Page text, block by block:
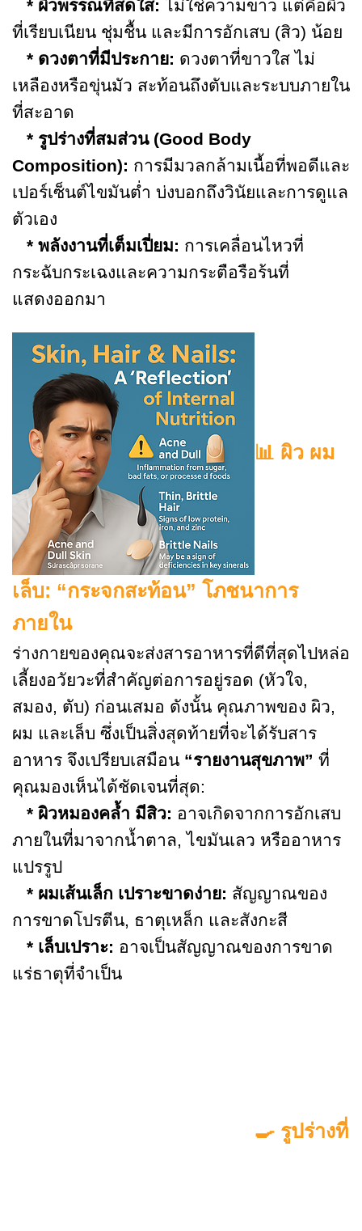
* ผิวพรรณที่สดใส: ไม่ใช่ความขาว แต่คือผิว
ที่เรียบเนียน ชุ่มชื้น และมีการอักเสบ (สิว) น้อย
* ดวงตาที่มีประกาย: ดวงตาที่ขาวใส ไม่
เหลืองหรือขุ่นมัว สะท้อนถึงตับและระบบภายใน
ที่สะอาด
* รูปร่างที่สมส่วน (Good Body
Composition): การมีมวลกล้ามเนื้อที่พอดีและ
เปอร์เซ็นต์ไขมันต่ำ บ่งบอกถึงวินัยและการดูแล
ตัวเอง
* พลังงานที่เต็มเปี่ยม: การเคลื่อนไหวที่
กระฉับกระเฉงและความกระตือรือร้นที่
แสดงออกมา
📊 ผิว ผม
เล็บ: “กระจกสะท้อน” โภชนาการ
ภายใน
ร่างกายของคุณจะส่งสารอาหารที่ดีที่สุดไปหล่อ
เลี้ยงอวัยวะที่สำคัญต่อการอยู่รอด (หัวใจ,
สมอง, ตับ) ก่อนเสมอ ดังนั้น คุณภาพของ ผิว,
ผม และเล็บ ซึ่งเป็นสิ่งสุดท้ายที่จะได้รับสาร
อาหาร จึงเปรียบเสมือน “รายงานสุขภาพ” ที่
คุณมองเห็นได้ชัดเจนที่สุด:
* ผิวหมองคล้ำ มีสิว: อาจเกิดจากการอักเสบ
ภายในที่มาจากน้ำตาล, ไขมันเลว หรืออาหาร
แปรรูป
* ผมเส้นเล็ก เปราะขาดง่าย: สัญญาณของ
การขาดโปรตีน, ธาตุเหล็ก และสังกะสี
* เล็บเปราะ: อาจเป็นสัญญาณของการขาด
แร่ธาตุที่จำเป็น
🍳 รูปร่างที่